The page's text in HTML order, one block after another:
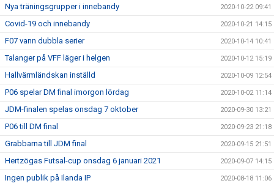
Nya träningsgrupper i innebandy 2020-10-22 09:41
Covid-19 och innebandy 2020-10-21 14:15
F07 vann dubbla serier 2020-10-14 10:41
Talanger på VFF läger i helgen 2020-10-12 15:19
Hallvärmländskan inställd 2020-10-09 12:54
P06 spelar DM final imorgon lördag 2020-10-02 11:14
JDM-finalen spelas onsdag 7 oktober 2020-09-30 13:21
P06 till DM final 2020-09-23 21:18
Grabbarna till JDM final 2020-09-15 21:51
Hertzögas Futsal-cup onsdag 6 januari 2021 2020-09-07 14:15
Ingen publik på Ilanda IP 2020-08-18 11:06